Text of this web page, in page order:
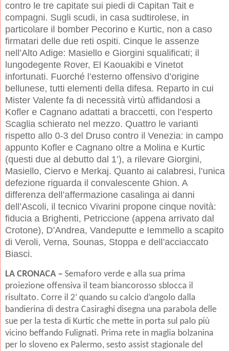
contro le tre capitate sui piedi di Capitan Tait e
compagni. Sugli scudi, in casa sudtirolese, in
particolare il bomber Pecorino e Kurtic, non a caso
firmatari delle due reti ospiti. Cinque le assenze
nell’Alto Adige: Masiello e Giorgini squalificati; il
lungodegente Rover, El Kaouakibi e Vinetot
infortunati. Fuorché l’esterno offensivo d’origine
bellunese, tutti elementi della difesa. Reparto in cui
Mister Valente fa di necessità virtù affidandosi a
Kofler e Cagnano adattati a braccetti, con l’esperto
Scaglia schierato nel mezzo. Quattro le varianti
rispetto allo 0-3 del Druso contro il Venezia: in campo
appunto Kofler e Cagnano oltre a Molina e Kurtic
(questi due al debutto dal 1’), a rilevare Giorgini,
Masiello, Ciervo e Merkaj. Quanto ai calabresi, l’unica
defezione riguarda il convalescente Ghion. A
differenza dell’affermazione casalinga ai danni
dell’Ascoli, il tecnico Vivarini propone cinque novità:
fiducia a Brighenti, Petriccione (appena arrivato dal
Crotone), D’Andrea, Vandeputte e Iemmello a scapito
di Veroli, Verna, Sounas, Stoppa e dell’acciaccato
Biasci.
LA CRONACA – Semaforo verde e alla sua prima
proiezione offensiva il team biancorosso sblocca il
risultato. Corre il 2’ quando su calcio d’angolo dalla
bandierina di destra Casiraghi disegna una parabola delle
sue per la testa di Kurtic che mette in porta sul palo più
vicino beffando Fulignati. Prima rete in maglia bolzanina
per lo sloveno ex Palermo, sesto assist stagionale del